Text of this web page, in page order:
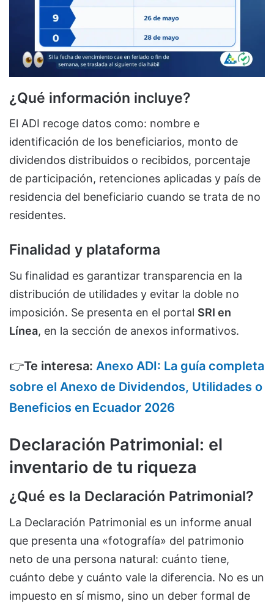
¿Qué información incluye?
El ADI recoge datos como: nombre e
identificación de los beneficiarios, monto de
dividendos distribuidos o recibidos, porcentaje
de participación, retenciones aplicadas y país de
residencia del beneficiario cuando se trata de no
residentes.
Finalidad y plataforma
Su finalidad es garantizar transparencia en la
distribución de utilidades y evitar la doble no
imposición. Se presenta en el portal SRI en
Línea, en la sección de anexos informativos.
👉Te interesa: Anexo ADI: La guía completa
sobre el Anexo de Dividendos, Utilidades o
Beneficios en Ecuador 2026
Declaración Patrimonial: el
inventario de tu riqueza
¿Qué es la Declaración Patrimonial?
La Declaración Patrimonial es un informe anual
que presenta una «fotografía» del patrimonio
neto de una persona natural: cuánto tiene,
cuánto debe y cuánto vale la diferencia. No es un
impuesto en sí mismo, sino un deber formal de